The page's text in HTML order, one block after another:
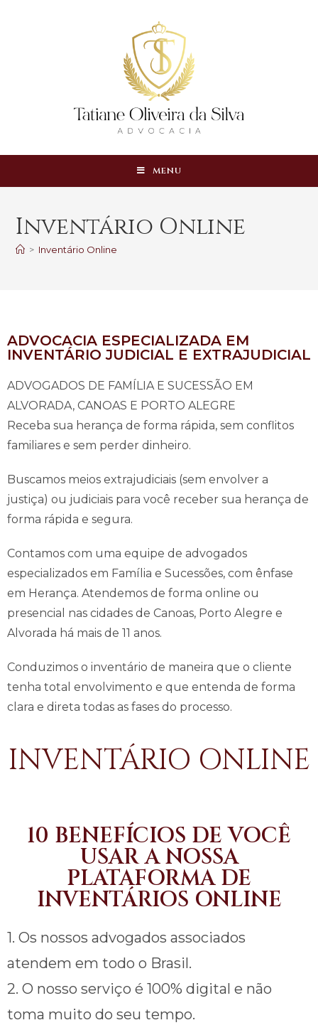
MENU
Inventário Online
> Inventário Online
ADVOCACIA ESPECIALIZADA EM
INVENTÁRIO JUDICIAL E EXTRAJUDICIAL
ADVOGADOS DE FAMÍLIA E SUCESSÃO EM
ALVORADA, CANOAS E PORTO ALEGRE
Receba sua herança de forma rápida, sem conflitos
familiares e sem perder dinheiro.
Buscamos meios extrajudiciais (sem envolver a
justiça) ou judiciais para você receber sua herança de
forma rápida e segura.
Contamos com uma equipe de advogados
especializados em Família e Sucessões, com ênfase
em Herança. Atendemos de forma online ou
presencial nas cidades de Canoas, Porto Alegre e
Alvorada há mais de 11 anos.
Conduzimos o inventário de maneira que o cliente
tenha total envolvimento e que entenda de forma
clara e direta todas as fases do processo.
INVENTÁRIO ONLINE
10 BENEFÍCIOS DE VOCÊ
USAR A NOSSA
PLATAFORMA DE
INVENTÁRIOS ONLINE
1. Os nossos advogados associados
atendem em todo o Brasil.
2. O nosso serviço é 100% digital e não
toma muito do seu tempo.